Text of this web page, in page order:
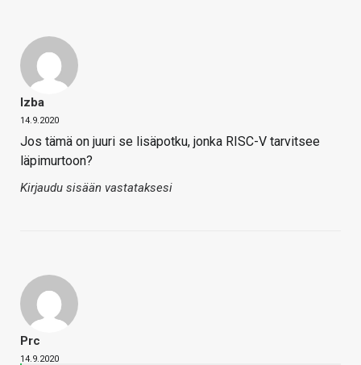
Izba
14.9.2020
Jos tämä on juuri se lisäpotku, jonka RISC-V tarvitsee
läpimurtoon?
Kirjaudu sisään vastataksesi
Prc
14.9.2020